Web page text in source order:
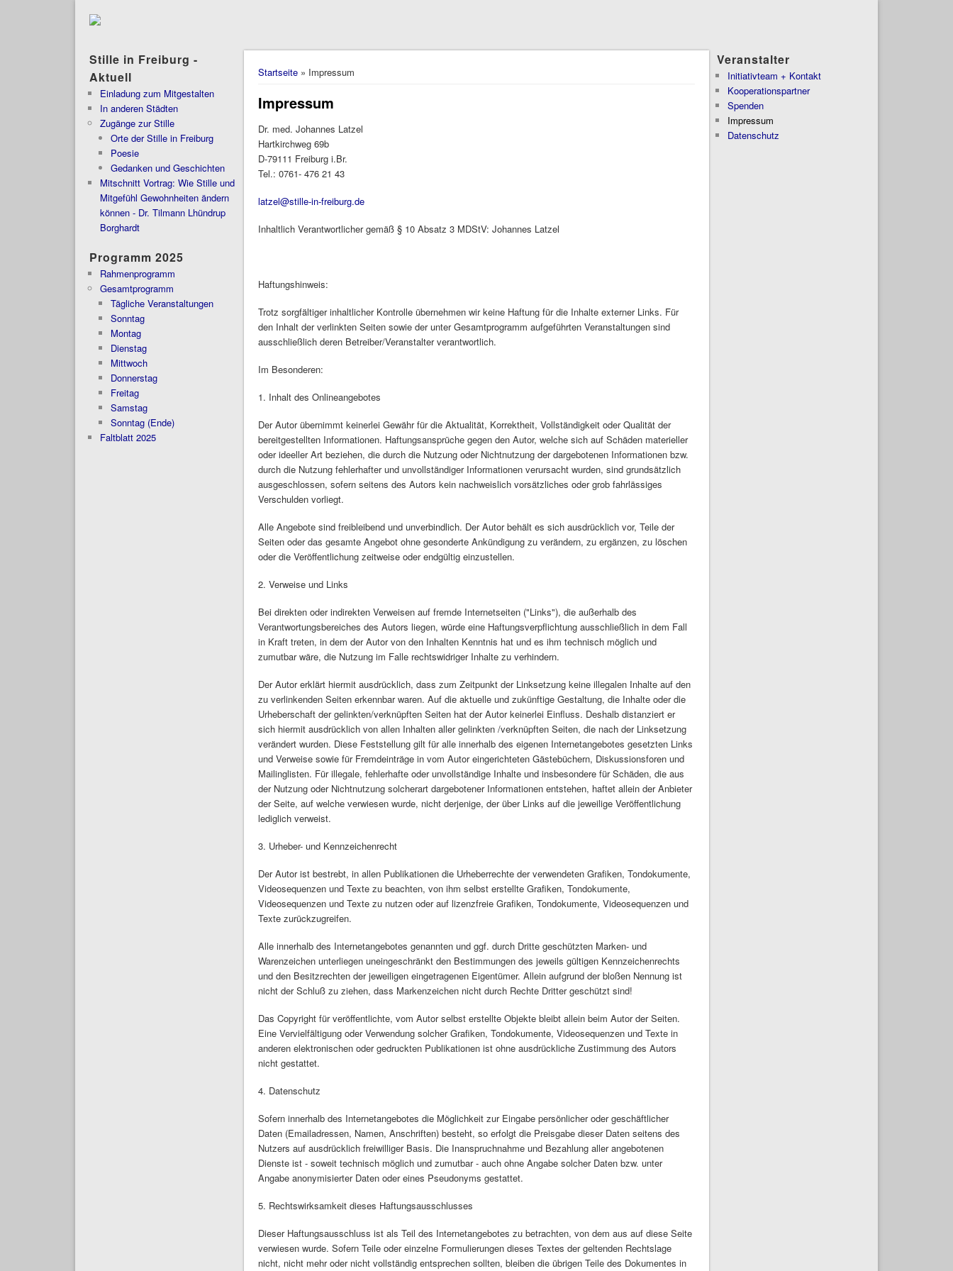
Sie sind hier
Startseite » Impressum
Impressum
Dr. med. Johannes Latzel
Hartkirchweg 69b
D-79111 Freiburg i.Br.
Tel.: 0761- 476 21 43
latzel@stille-in-freiburg.de
Inhaltlich Verantwortlicher gemäß § 10 Absatz 3 MDStV: Johannes Latzel
Haftungshinweis:
Trotz sorgfältiger inhaltlicher Kontrolle übernehmen wir keine Haftung für die Inhalte externer Links. Für
den Inhalt der verlinkten Seiten sowie der unter Gesamtprogramm aufgeführten Veranstaltungen sind
ausschließlich deren Betreiber/Veranstalter verantwortlich.
Im Besonderen:
1. Inhalt des Onlineangebotes
Der Autor übernimmt keinerlei Gewähr für die Aktualität, Korrektheit, Vollständigkeit oder Qualität der
bereitgestellten Informationen. Haftungsansprüche gegen den Autor, welche sich auf Schäden materieller
oder ideeller Art beziehen, die durch die Nutzung oder Nichtnutzung der dargebotenen Informationen bzw.
durch die Nutzung fehlerhafter und unvollständiger Informationen verursacht wurden, sind grundsätzlich
ausgeschlossen, sofern seitens des Autors kein nachweislich vorsätzliches oder grob fahrlässiges
Verschulden vorliegt.
Alle Angebote sind freibleibend und unverbindlich. Der Autor behält es sich ausdrücklich vor, Teile der
Seiten oder das gesamte Angebot ohne gesonderte Ankündigung zu verändern, zu ergänzen, zu löschen
oder die Veröffentlichung zeitweise oder endgültig einzustellen.
2. Verweise und Links
Bei direkten oder indirekten Verweisen auf fremde Internetseiten ("Links"), die außerhalb des
Verantwortungsbereiches des Autors liegen, würde eine Haftungsverpflichtung ausschließlich in dem Fall
in Kraft treten, in dem der Autor von den Inhalten Kenntnis hat und es ihm technisch möglich und
zumutbar wäre, die Nutzung im Falle rechtswidriger Inhalte zu verhindern.
Der Autor erklärt hiermit ausdrücklich, dass zum Zeitpunkt der Linksetzung keine illegalen Inhalte auf den
zu verlinkenden Seiten erkennbar waren. Auf die aktuelle und zukünftige Gestaltung, die Inhalte oder die
Urheberschaft der gelinkten/verknüpften Seiten hat der Autor keinerlei Einfluss. Deshalb distanziert er
sich hiermit ausdrücklich von allen Inhalten aller gelinkten /verknüpften Seiten, die nach der Linksetzung
verändert wurden. Diese Feststellung gilt für alle innerhalb des eigenen Internetangebotes gesetzten Links
und Verweise sowie für Fremdeinträge in vom Autor eingerichteten Gästebüchern, Diskussionsforen und
Mailinglisten. Für illegale, fehlerhafte oder unvollständige Inhalte und insbesondere für Schäden, die aus
der Nutzung oder Nichtnutzung solcherart dargebotener Informationen entstehen, haftet allein der Anbieter
der Seite, auf welche verwiesen wurde, nicht derjenige, der über Links auf die jeweilige Veröffentlichung
lediglich verweist.
3. Urheber- und Kennzeichenrecht
Der Autor ist bestrebt, in allen Publikationen die Urheberrechte der verwendeten Grafiken, Tondokumente,
Videosequenzen und Texte zu beachten, von ihm selbst erstellte Grafiken, Tondokumente,
Videosequenzen und Texte zu nutzen oder auf lizenzfreie Grafiken, Tondokumente, Videosequenzen und
Texte zurückzugreifen.
Alle innerhalb des Internetangebotes genannten und ggf. durch Dritte geschützten Marken- und
Warenzeichen unterliegen uneingeschränkt den Bestimmungen des jeweils gültigen Kennzeichenrechts
und den Besitzrechten der jeweiligen eingetragenen Eigentümer. Allein aufgrund der bloßen Nennung ist
nicht der Schluß zu ziehen, dass Markenzeichen nicht durch Rechte Dritter geschützt sind!
Das Copyright für veröffentlichte, vom Autor selbst erstellte Objekte bleibt allein beim Autor der Seiten.
Eine Vervielfältigung oder Verwendung solcher Grafiken, Tondokumente, Videosequenzen und Texte in
anderen elektronischen oder gedruckten Publikationen ist ohne ausdrückliche Zustimmung des Autors
nicht gestattet.
4. Datenschutz
Sofern innerhalb des Internetangebotes die Möglichkeit zur Eingabe persönlicher oder geschäftlicher
Daten (Emailadressen, Namen, Anschriften) besteht, so erfolgt die Preisgabe dieser Daten seitens des
Nutzers auf ausdrücklich freiwilliger Basis. Die Inanspruchnahme und Bezahlung aller angebotenen
Dienste ist - soweit technisch möglich und zumutbar - auch ohne Angabe solcher Daten bzw. unter
Angabe anonymisierter Daten oder eines Pseudonyms gestattet.
5. Rechtswirksamkeit dieses Haftungsausschlusses
Dieser Haftungsausschluss ist als Teil des Internetangebotes zu betrachten, von dem aus auf diese Seite
verwiesen wurde. Sofern Teile oder einzelne Formulierungen dieses Textes der geltenden Rechtslage
nicht, nicht mehr oder nicht vollständig entsprechen sollten, bleiben die übrigen Teile des Dokumentes in
Stille in Freiburg -
Aktuell
Einladung zum Mitgestalten
In anderen Städten
Zugänge zur Stille
Orte der Stille in Freiburg
Poesie
Gedanken und Geschichten
Mitschnitt Vortrag: Wie Stille und
Mitgefühl Gewohnheiten ändern
können - Dr. Tilmann Lhündrup
Borghardt
Programm 2025
Rahmenprogramm
Gesamtprogramm
Tägliche Veranstaltungen
Sonntag
Montag
Dienstag
Mittwoch
Donnerstag
Freitag
Samstag
Sonntag (Ende)
Faltblatt 2025
Veranstalter
Initiativteam + Kontakt
Kooperationspartner
Spenden
Impressum
Datenschutz